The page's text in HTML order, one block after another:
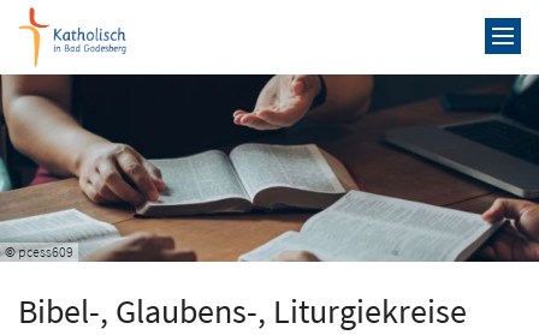
Zum Inhalt springen
© pcess609
Bibel-, Glaubens-, Liturgiekreise